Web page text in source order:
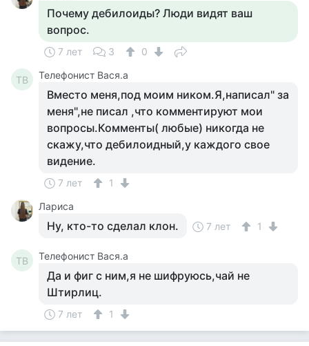
Почему дебилоиды? Люди видят ваш
вопрос.
7 лет 3 0
ТВ Телефонист Вася.а
Вместо меня,под моим ником.Я,написал" за
меня",не писал ,что комментируют мои
вопросы.Комменты( любые) никогда не
скажу,что дебилоидный,у каждого свое
видение.
7 лет
1
Лариса
Ну, кто-то сделал клон. 7 лет 1
ТВ Телефонист Вася.а
Да и фиг с ним,я не шифруюсь,чай не
Штирлиц.
7 лет 1